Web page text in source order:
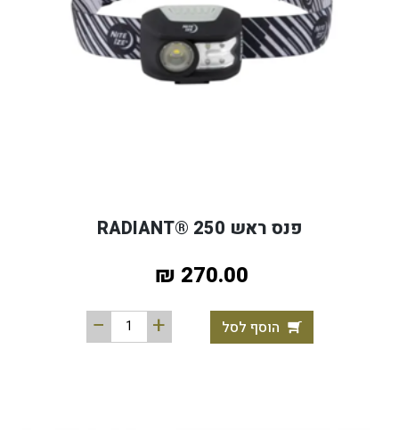
פנס ראש RADIANT® 250
270.00 ₪